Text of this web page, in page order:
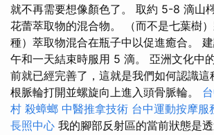
就不再需要想像顏色了。 取約 5-8 滴山
花蕾萃取物的混合物。 （而不是七葉樹
種）萃取物混合在瓶子中以促進癒合。
午和一天結束時服用 5 滴。 亞洲文化中
前就已經完善了，這就是我們如何認識這
根脈輪打開並螺旋向上進入頭骨脈輪。
村 殺蟑螂 中醫推拿技術 台中運動按摩服
長照中心 我的腳部反射區的當前狀態是